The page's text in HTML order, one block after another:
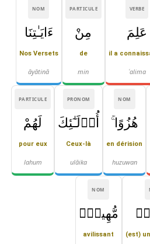
VERBE
عَلِمَ
il a
ʿalima
PARTICULE
مِنْ
de
min
NOM
ءَايَـٰتِنَا
Nos Versets
āyātinā
NOM
هُزُوًا ۚ
en dérision
huzuwan
PRONOM
أُو۟لَـٰٓئِكَ
Ceux-là
ulāika
PARTICULE
لَهُمْ
pour eux
lahum
(est)
NOM
مُّهِينٌۭ
avilissant